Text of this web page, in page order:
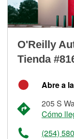
O'Reilly
Tienda
Abre a
205 S
Cómo
(254)